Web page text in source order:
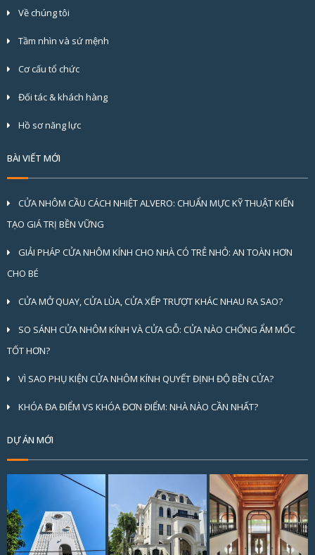
Về chúng tôi
Tầm nhìn và sứ mệnh
Cơ cấu tổ chức
Đối tác & khách hàng
Hồ sơ năng lực
BÀI VIẾT MỚI
CỬA NHÔM CẦU CÁCH NHIỆT ALVERO: CHUẨN MỰC KỸ THUẬT KIẾN
TẠO GIÁ TRỊ BỀN VỮNG
GIẢI PHÁP CỬA NHÔM KÍNH CHO NHÀ CÓ TRẺ NHỎ: AN TOÀN HƠN
CHO BÉ
CỬA MỞ QUAY, CỬA LÙA, CỬA XẾP TRƯỢT KHÁC NHAU RA SAO?
SO SÁNH CỬA NHÔM KÍNH VÀ CỬA GỖ: CỬA NÀO CHỐNG ẨM MỐC
TỐT HƠN?
VÌ SAO PHỤ KIỆN CỬA NHÔM KÍNH QUYẾT ĐỊNH ĐỘ BỀN CỬA?
KHÓA ĐA ĐIỂM VS KHÓA ĐƠN ĐIỂM: NHÀ NÀO CẦN NHẤT?
DỰ ÁN MỚI